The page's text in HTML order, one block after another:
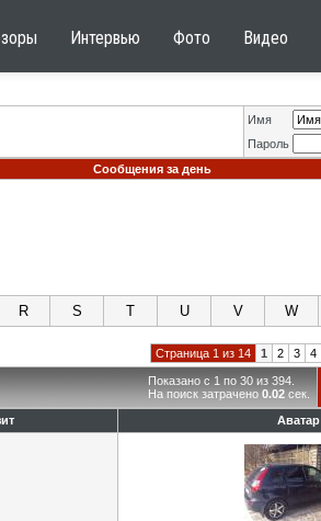
Интервью Фото Видео
Имя
Пароль
Сообщения за день
R S T U V W
Страница 1 из 14 1 2 3 4
Показано с 1 по 30 из 394.
На поиск затрачено 0.02 сек.
Аватар